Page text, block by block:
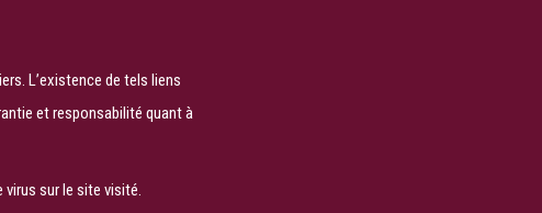
L’existence de tels liens
et responsabilité quant à
virus sur le site visité.